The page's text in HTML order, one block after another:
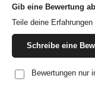
Durchschnittliche
Gib eine Bewertung
Teile deine
Schreibe eine
Bewertungen nur